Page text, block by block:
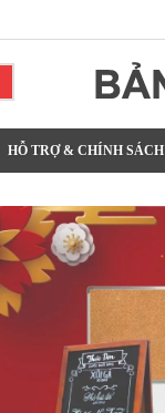
cao
HỖ TRỢ & CHÍNH SÁCH